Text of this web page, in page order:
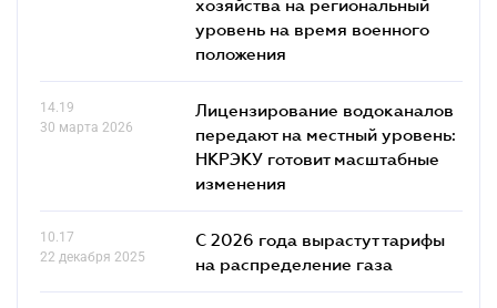
хозяйства на региональный
уровень на время военного
положения
14.19
30 марта 2026
Лицензирование водоканалов
передают на местный уровень:
НКРЭКУ готовит масштабные
изменения
10.17
22 декабря 2025
С 2026 года вырастут тарифы
на распределение газа